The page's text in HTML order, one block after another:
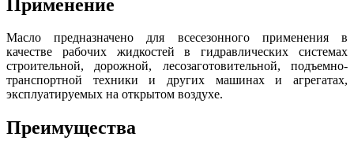
Применение
Масло предназначено для всесезонного применения в
качестве рабочих жидкостей в гидравлических системах
строительной, дорожной, лесозаготовительной, подъемно-
транспортной техники и других машинах и агрегатах,
эксплуатируемых на открытом воздухе.
Преимущества